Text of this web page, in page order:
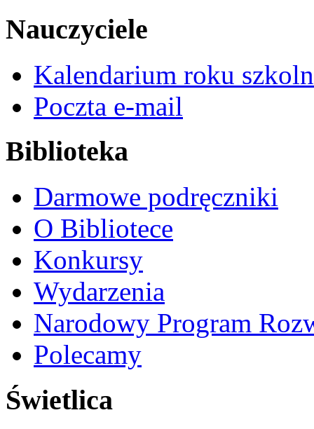
Nauczyciele
Kalendarium roku
Poczta e-mail
Biblioteka
Darmowe podręczniki
O Bibliotece
Konkursy
Wydarzenia
Narodowy Program
Polecamy
Świetlica